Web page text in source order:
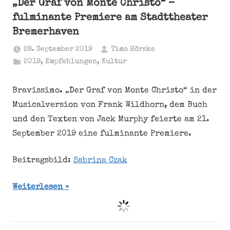
„Der Graf von Monte Christo“ –
fulminante Premiere am Stadttheater
Bremerhaven
28. September 2019
Timo Hörske
2019, Empfehlungen, Kultur
Bravissimo. „Der Graf von Monte Christo“ in der
Musicalversion von Frank Wildhorn, dem Buch
und den Texten von Jack Murphy feierte am 21.
September 2019 eine fulminante Premiere.
Beitragsbild: Sabrina Czak
Weiterlesen